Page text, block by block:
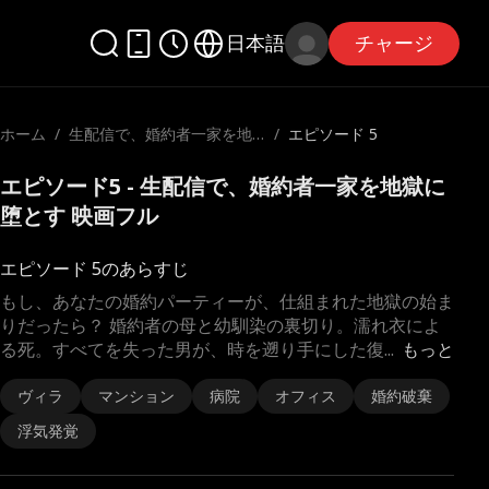
日本語 チャージ
ホーム / 生配信で、婚約者一家を地
/ エピソード 5
エピソード5 - 生配信で、婚約者一家を地獄に
堕とす 映画フル
エピソード 5のあらすじ
もっと
もし、あなたの婚約パーティーが、仕組まれた地獄の始ま
りだったら？ 婚約者の母と幼馴染の裏切り。濡れ衣によ
る死。すべてを失った男が、時を遡り手にした復...
ヴィラ マンション 病院 オフィス
婚約破棄
浮気発覚